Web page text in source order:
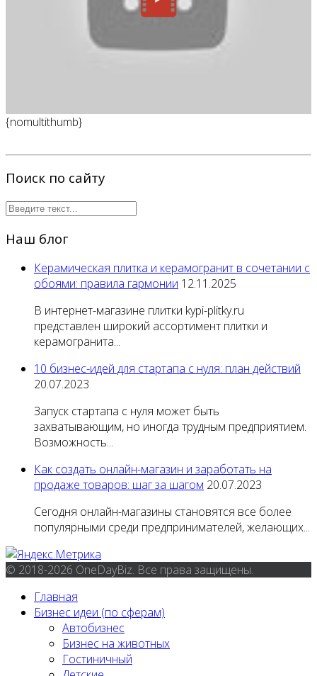
{nomultithumb}
Поиск по сайту
Наш блог
Керамическая плитка и керамогранит в сочетании с
обоями: правила гармонии 12.11.2025
В интернет-магазине плитки kypi-plitky.ru
представлен широкий ассортимент плитки и
керамогранита...
10 бизнес-идей для стартапа с нуля: план действий
20.07.2023
Запуск стартапа с нуля может быть
захватывающим, но иногда трудным предприятием.
Возможность...
Как создать онлайн-магазин и заработать на
продаже товаров: шаг за шагом 20.07.2023
Сегодня онлайн-магазины становятся все более
популярными среди предпринимателей, желающих...
© 2018-2026 OneDayBiz. Все права защищены.
Главная
Бизнес идеи (по сферам)
Автобизнес
Бизнес на животных
Гостиничный